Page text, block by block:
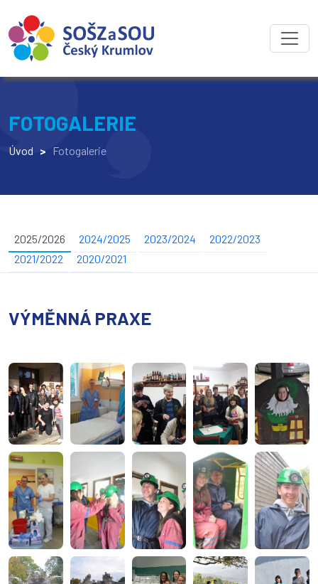
FOTOGALERIE
Úvod > Fotogalerie
2025/2026 2024/2025 2023/2024
2022/2023
2021/2022
2020/2021
VÝMĚNNÁ PRAXE